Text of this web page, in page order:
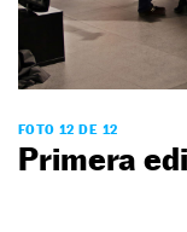
FOTO 12 DE 12
Primera